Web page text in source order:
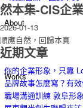
About
Works
然本集-CIS企
2026-01-13
順應自然，回歸本真
近期文章
你的企業形象，只靠
品牌故事怎麼寫？有
職場溝通訓練 敦阜形